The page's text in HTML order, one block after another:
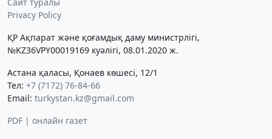
Privacy Policy
ҚР Ақпарат және қоғамдық даму министрлігі,
№KZ36VPY00019169 куәлігі, 08.01.2020 ж.
Астана қаласы, Қонаев көшесі, 12/1
Тел: +7 (7172) 76-84-66
Email: turkystan.kz@gmail.com
PDF | онлайн газет